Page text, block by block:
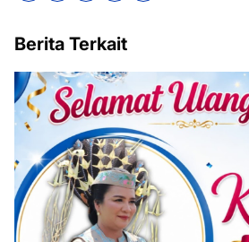
Berita Terkait